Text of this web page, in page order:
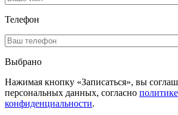
Телефон
Выбрано
Нажимая кнопку «Записаться», вы
персональных данных, согласно политике
конфиденциальности.